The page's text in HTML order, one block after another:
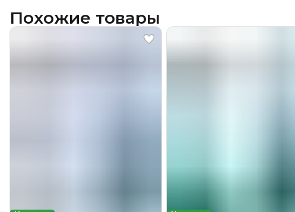
Похожие товары